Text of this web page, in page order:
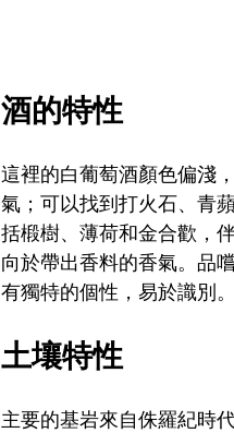
酒的特性
這裡的白葡萄酒顏色偏淺
氣；可以找到打火石、青
括椴樹、薄荷和金合歡，
向於帶出香料的香氣。品
有獨特的個性，易於識別。
土壤特性
主要的基岩來自侏羅紀時